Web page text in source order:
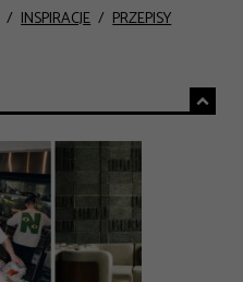
INSPIRACJE
PRZEPISY